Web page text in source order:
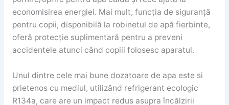
economisirea energiei. Mai mult, funcția de siguranță
pentru copii, disponibilă la robinetul de apă fierbinte,
oferă protecție suplimentară pentru a preveni
accidentele atunci când copiii folosesc aparatul.
Unul dintre cele mai bune dozatoare de apa este si
prietenos cu mediul, utilizând refrigerant ecologic
R134a, care are un impact redus asupra încălzirii